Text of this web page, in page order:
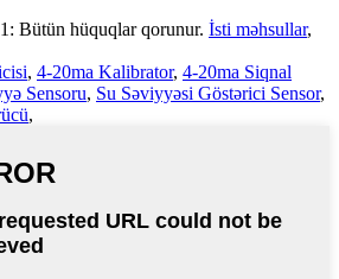
Bütün hüquqlar qorunur. İsti məhsullar,
, 4-20ma Kalibrator, 4-20ma Siqnal
Sensoru, Su Səviyyəsi Göstərici Sensor,
,